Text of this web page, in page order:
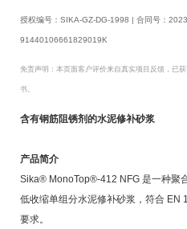
授权编号：SIKA-GZ-DG-1998 | 合同号：
91440106661829019K
免责声明：本页面客户评价来自真实项目反馈，已
书。
含有钢筋阻锈剂的水泥修补砂浆
产品简介
Sika® MonoTop®-412 NFG 是一种聚
低收缩单组分水泥修补砂浆，符合 EN
要求。